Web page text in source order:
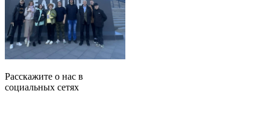
Расскажите о нас в
социальных сетях